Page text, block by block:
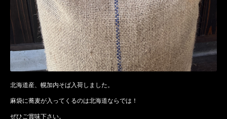
北海道産、幌加内そば入荷しました。
麻袋に蕎麦が入ってくるのは北海道ならでは！
ぜひご賞味下さい。